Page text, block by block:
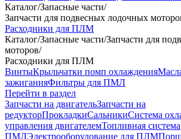
Каталог/Запасные части/
Запчасти для подвесных лодочных
Расходники для ПЛМ
Каталог/Запасные части/Запчасти для
моторов/
Расходники для ПЛМ
ВинтыКрыльчатки помп охлаждения
зажиганияФильтры для ПМЛ
Перейти в раздел
Запчасти на двигательЗапчасти на
редукторПрокладкиСальникиСистема
управления двигателемТопливная система
ПМЛЭлектрооборудование для ПЛМ